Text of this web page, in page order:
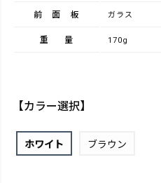
前面板 ガラス
重量 170g
【カラー選択】
ホワイト ブラウン